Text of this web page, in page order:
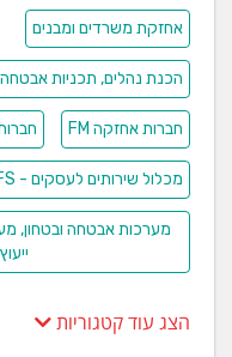
אחזקת משרדים ומבנים
הכנת נהלים, תכניות
חברות אחזקה FM
מכלול שירותים לעסקים - IFS
מערכות אבטחה ובטחון,
הצג עוד קטגוריות